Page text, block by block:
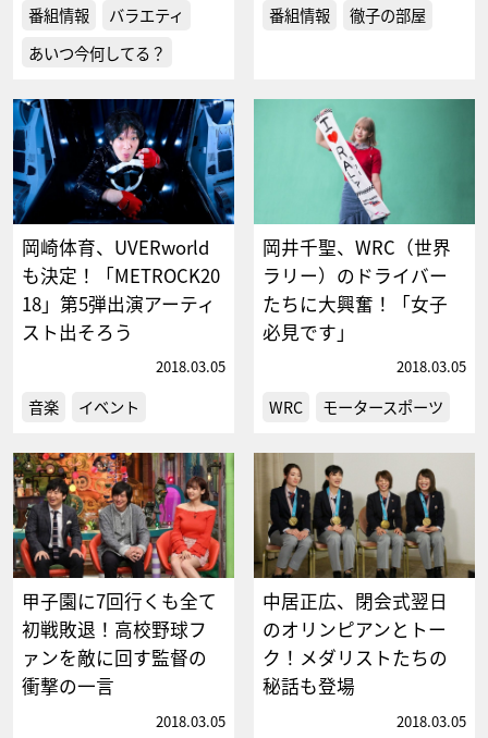
番組情報
バラエティ
あいつ今何してる？
番組情報 徹子の部屋
岡崎体育、UVERworld
も決定！「METROCK20
18」第5弾出演アーティ
スト出そろう
2018.03.05
音楽 イベント
岡井千聖、WRC（世界
ラリー）のドライバー
たちに大興奮！「女子
必見です」
2018.03.05
WRC モータースポーツ
甲子園に7回行くも全て
初戦敗退！高校野球フ
ァンを敵に回す監督の
衝撃の一言
2018.03.05
中居正広、閉会式翌日
のオリンピアンとトー
ク！メダリストたちの
秘話も登場
2018.03.05